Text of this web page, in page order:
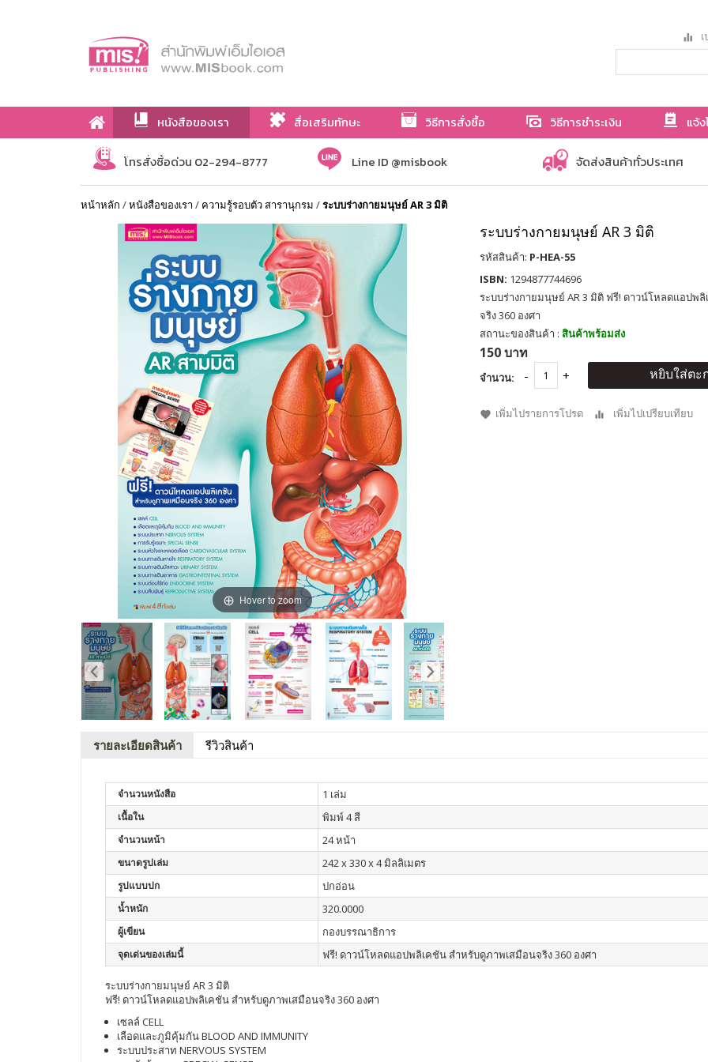
หนังสือของเรา สื่อเสริมทักษะ วิธีการสั่งซื้อ วิธีการชำระเงิน แจ้
เกี่ยวกับเรา
โทรสั่งซื้อด่วน 02-294-8777 Line ID @misbook จัดส่งสินค้าทั่วประเทศ
หน้าหลัก /หนังสือของเรา / ความรู้รอบตัว สารานุกรม /ระบบร่างกายมนุษย์ AR 3 มิติ
Hover to zoom
ระบบร่างกายมนุษย์ AR 3 มิติ
รหัสสินค้า: P-HEA-55
ISBN: 1294877744696
ระบบร่างกายมนุษย์ AR 3 มิติ ฟรี! ดาวน์โหลดแอปพ
จริง 360 องศา
สถานะของสินค้า : สินค้าพร้อมส่ง
150 บาท
จำนวน: หยิบใส่ตะ
เพิ่มไปรายการโปรด เพิ่มไปเปรียบเทียบ
รายละเอียดสินค้า รีวิวสินค้า
จำนวนหนังสือ 1 เล่ม
เนื้อใน พิมพ์ 4 สี
จำนวนหน้า 24 หน้า
ขนาดรูปเล่ม 242 x 330 x 4 มิลลิเมตร
รูปแบบปก ปกอ่อน
น้ำหนัก 320.0000
ผู้เขียน กองบรรณาธิการ
จุดเด่นของเล่มนี้ ฟรี! ดาวน์โหลดแอปพลิเคชัน สำหรับดูภาพเสมือนจริง 360 องศา
ระบบร่างกายมนุษย์ AR 3 มิติ
ฟรี! ดาวน์โหลดแอปพลิเคชัน สำหรับดูภาพเสมือนจริง 360 องศา
เซลล์ CELL
เลือดและภูมิคุ้มกัน BLOOD AND IMMUNITY
ระบบประสาท NERVOUS SYSTEM